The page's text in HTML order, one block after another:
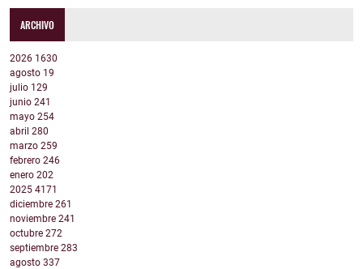
ARCHIVO
2026 1630
agosto 19
julio 129
junio 241
mayo 254
abril 280
marzo 259
febrero 246
enero 202
2025 4171
diciembre 261
noviembre 241
octubre 272
septiembre 283
agosto 337